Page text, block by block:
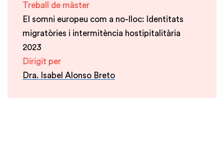
Treball de màster
El somni europeu com a no-lloc: Identitats
migratòries i intermitència hostipitalitària
2023
Dirigit per
Dra. Isabel Alonso Breto